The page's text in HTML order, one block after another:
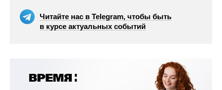
Читайте нас в Telegram, чтобы быть
в курсе актуальных событий